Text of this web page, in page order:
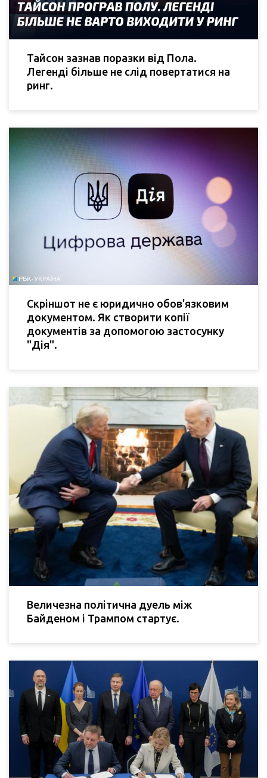
Тайсон зазнав поразки від Пола.
Легенді більше не слід повертатися на
ринг.
Скріншот не є юридично обов'язковим
документом. Як створити копії
документів за допомогою застосунку
"Дія".
Величезна політична дуель між
Байденом і Трампом стартує.